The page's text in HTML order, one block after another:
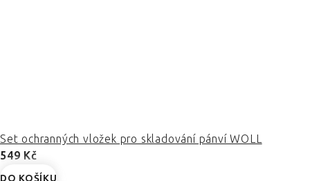
Set ochranných vložek pro skladování pánví WOLL
549 Kč
DO KOŠÍKU